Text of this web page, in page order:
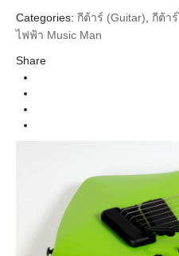
Brands
InstrumentGuitar Electric
Colors
Categories: กีต้าร์ (Guitar) กีต้า
ไฟฟ้า Music Man
Share